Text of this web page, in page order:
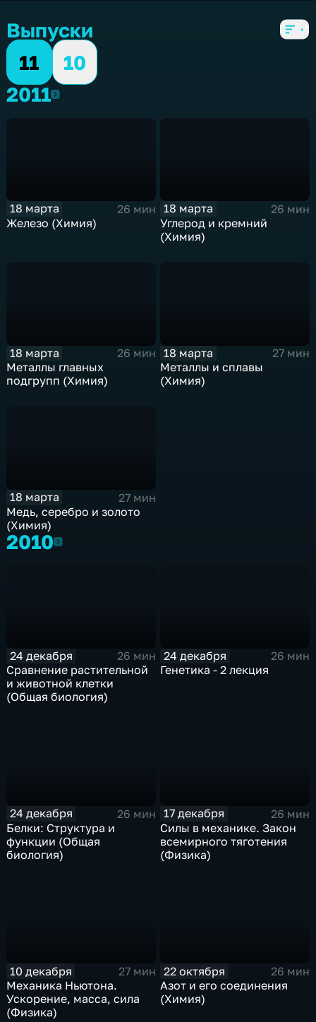
Выпуски
11
10
20112011
18 марта
26 мин
Железо (Химия)
18 марта
26 мин
Углерод и кремний
(Химия)
18 марта
26 мин
Металлы главных
подгрупп (Химия)
18 марта
27 мин
Металлы и сплавы
(Химия)
18 марта
27 мин
Медь, серебро и золото
(Химия)
20102010
24 декабря
26 мин
Сравнение растительной
и животной клетки
(Общая биология)
24 декабря
26 мин
Генетика - 2 лекция
24 декабря
26 мин
Белки: Структура и
функции (Общая
биология)
17 декабря
26 мин
Силы в механике. Закон
всемирного тяготения
(Физика)
10 декабря
27 мин
Механика Ньютона.
Ускорение, масса, сила
(Физика)
22 октября
26 мин
Азот и его соединения
(Химия)